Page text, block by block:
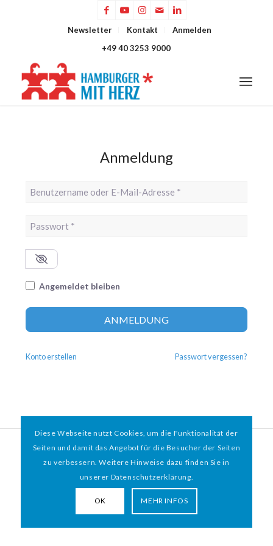
Newsletter Kontakt
Anmelden
+49 40 3253 9000
Anmeldung
Benutzername oder E-Mail-Adresse
Passwort *
Angemeldet bleiben
ANMELDUNG
Konto erstellen Passwort vergessen?
© 2026 HAMBURGER*MIT HERZ e.V. | WEBDESIGN BY WEBIGAMI
Diese Webseite nutzt Cookies, um die Funktionalität der
Seiten und damit das Angebot für die Besucher der Seiten
zu verbessern. Weitere Hinweise dazu finden Sie in
unserer Datenschutzerklärung.
OK MEHR INFOS